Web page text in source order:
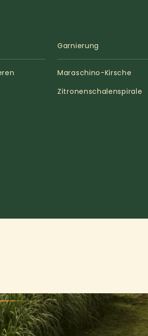
Garnierung
Maraschino-Kirsche
Zitronenschalenspirale